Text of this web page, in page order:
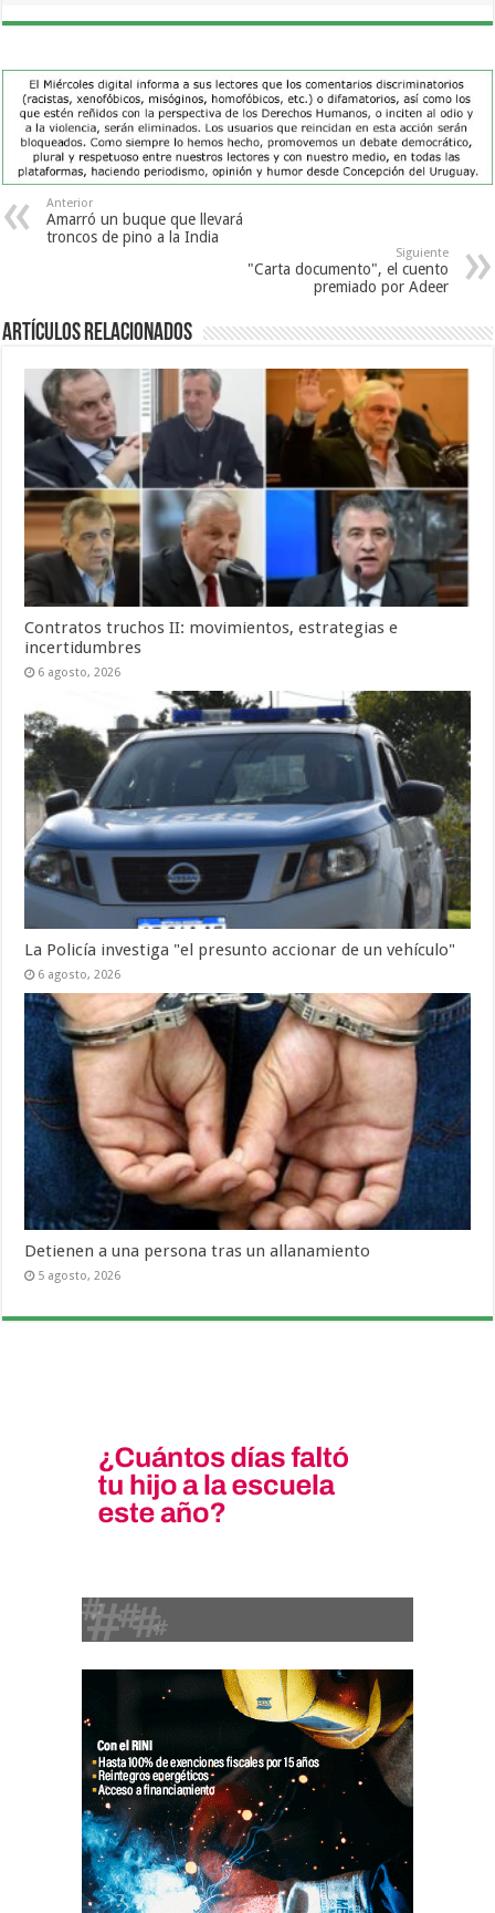
Anterior
Amarró un buque que llevará
troncos de pino a la India
Siguiente
"Carta documento", el cuento
premiado por Adeer
Artículos Relacionados
Contratos truchos II: movimientos, estrategias e
incertidumbres
6 agosto, 2026
La Policía investiga "el presunto accionar de un vehículo"
6 agosto, 2026
Detienen a una persona tras un allanamiento
5 agosto, 2026